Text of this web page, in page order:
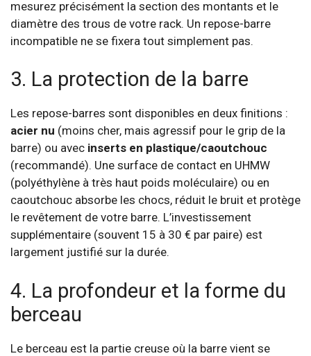
mesurez précisément la section des montants et le
diamètre des trous de votre rack. Un repose-barre
incompatible ne se fixera tout simplement pas.
3. La protection de la barre
Les repose-barres sont disponibles en deux finitions :
acier nu (moins cher, mais agressif pour le grip de la
barre) ou avec inserts en plastique/caoutchouc
(recommandé). Une surface de contact en UHMW
(polyéthylène à très haut poids moléculaire) ou en
caoutchouc absorbe les chocs, réduit le bruit et protège
le revêtement de votre barre. L’investissement
supplémentaire (souvent 15 à 30 € par paire) est
largement justifié sur la durée.
4. La profondeur et la forme du
berceau
Le berceau est la partie creuse où la barre vient se